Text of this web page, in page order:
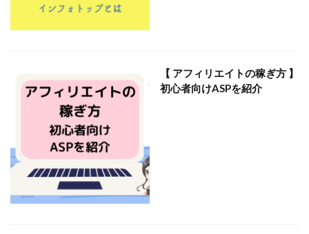
【 アフィリエイトの稼ぎ方 】
初心者向けASPを紹介